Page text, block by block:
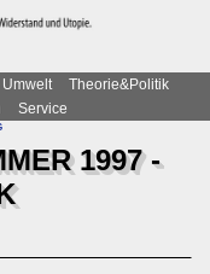
Umwelt
Theorie&Politik
Service
1997 -